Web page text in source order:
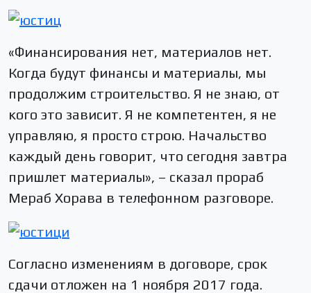
«Финансирования нет, материалов нет.
Когда будут финансы и материалы, мы
продолжим строительство. Я не знаю, от
кого это зависит. Я не компетентен, я не
управляю, я просто строю. Начальство
каждый день говорит, что сегодня завтра
пришлет материалы», – сказал прораб
Мераб Хорава в телефонном разговоре.
Согласно изменениям в договоре, срок
сдачи отложен на 1 ноября 2017 года.